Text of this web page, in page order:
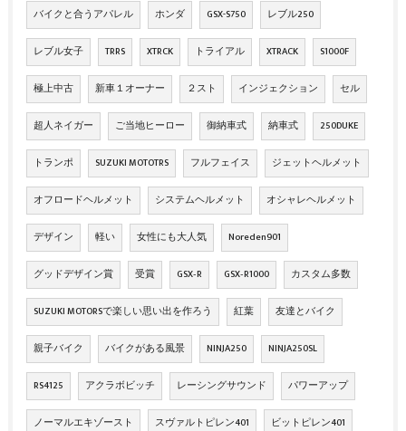
バイクと合うアパレル ホンダ GSX-S750 レブル250
レブル女子 TRRS XTRCK トライアル XTRACK S1000F
極上中古 新車１オーナー ２スト インジェクション セル
超人ネイガー ご当地ヒーロー 御納車式 納車式 250DUKE
トランポ SUZUKI MOTOTRS フルフェイス ジェットヘルメット
オフロードヘルメット システムヘルメット オシャレヘルメット
デザイン 軽い 女性にも大人気 Noreden901
グッドデザイン賞 受賞 GSX‐R GSX‐R1000 カスタム多数
SUZUKI MOTORSで楽しい思い出を作ろう 紅葉 友達とバイク
親子バイク バイクがある風景 NINJA250 NINJA250SL
RS4125 アクラボビッチ レーシングサウンド パワーアップ
ノーマルエキゾースト スヴァルトピレン401 ビットピレン401